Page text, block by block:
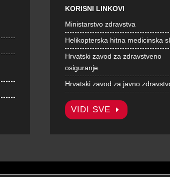
KORISNI LINKOVI
Ministarstvo zdravstva
Helikopterska hitna medicinska
Hrvatski zavod za zdravstveno
osiguranje
Hrvatski zavod za javno
VIDI SVE